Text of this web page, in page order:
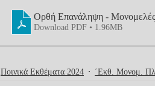
Ορθή Επανάληψη -
Download PDF • 1.96MB
Ποινικά Εκθέματα 2024 ΄Εκθ. Μονομ.